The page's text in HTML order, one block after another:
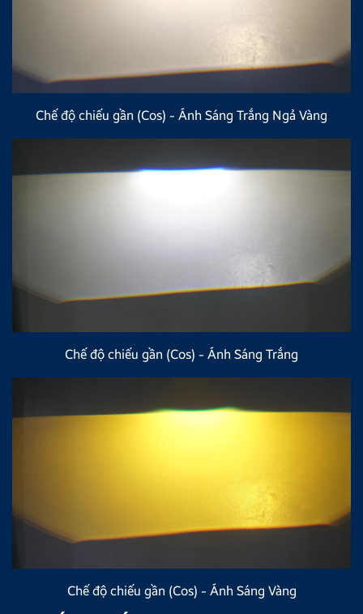
Chế độ chiếu gần (Cos) - Ánh Sáng Trắng Ngả Vàng
Chế độ chiếu gần (Cos) - Ánh Sáng Trắng
Chế độ chiếu gần (Cos) - Ánh Sáng Vàng